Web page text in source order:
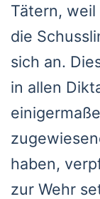
Tätern,
die
sich an.
in allen
haben,
zur Wehr